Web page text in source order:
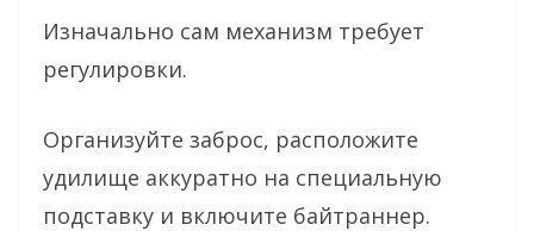
Изначально сам механизм требует
регулировки.
Организуйте заброс, расположите
удилище аккуратно на специальную
подставку и включите байтраннер.